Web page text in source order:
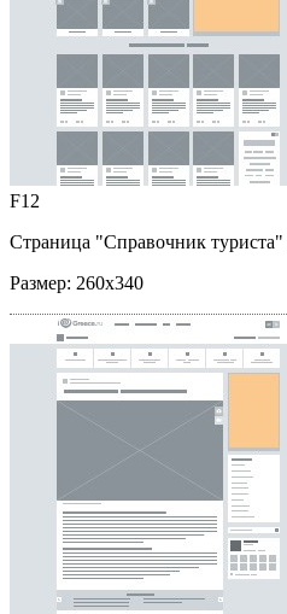
F12
Страница "Справочник туриста"
Размер: 260x340